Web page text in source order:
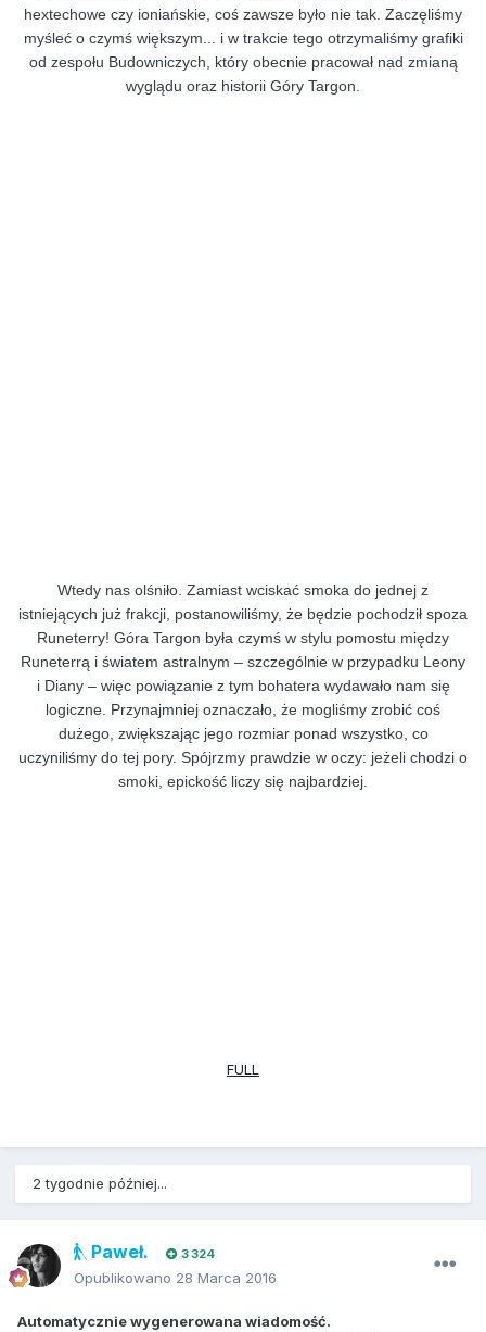
hextechowe czy ioniańskie, coś zawsze było nie tak. Zaczęliśmy
myśleć o czymś większym... i w trakcie tego otrzymaliśmy grafiki
od zespołu Budowniczych, który obecnie pracował nad zmianą
wyglądu oraz historii Góry Targon.
Wtedy nas olśniło. Zamiast wciskać smoka do jednej z
istniejących już frakcji, postanowiliśmy, że będzie pochodził spoza
Runeterry! Góra Targon była czymś w stylu pomostu między
Runeterrą i światem astralnym – szczególnie w przypadku Leony
i Diany – więc powiązanie z tym bohatera wydawało nam się
logiczne. Przynajmniej oznaczało, że mogliśmy zrobić coś
dużego, zwiększając jego rozmiar ponad wszystko, co
uczyniliśmy do tej pory. Spójrzmy prawdzie w oczy: jeżeli chodzi o
smoki, epickość liczy się najbardziej.
FULL
2 tygodnie później...
Paweł. 3 324
Opublikowano 28 Marca 2016
Automatycznie wygenerowana wiadomość.